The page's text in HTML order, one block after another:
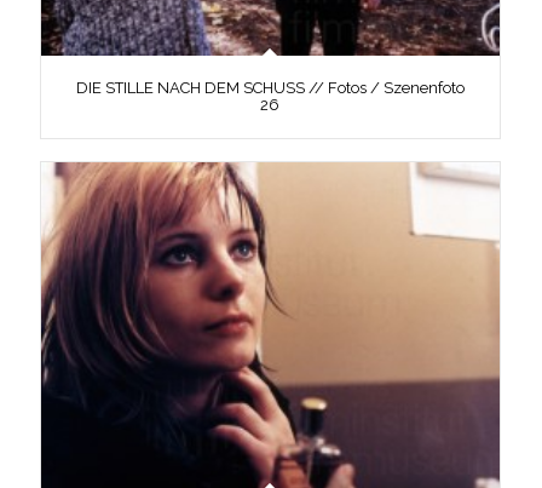
DIE STILLE NACH DEM SCHUSS // Fotos / Szenenfoto
26